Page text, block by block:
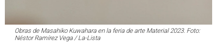
Obras de Masahiko Kuwahara en la feria de arte Material 2023. Foto:
Néstor Ramírez Vega / La-Lista